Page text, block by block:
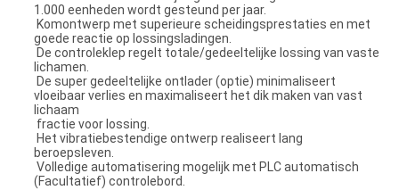
1.000 eenheden wordt gesteund per jaar.
Komontwerp met superieure scheidingsprestaties en met
goede reactie op lossingsladingen.
De controleklep regelt totale/gedeeltelijke lossing van vaste
lichamen.
De super gedeeltelijke ontlader (optie) minimaliseert
vloeibaar verlies en maximaliseert het dik maken van vast
lichaam
fractie voor lossing.
Het vibratiebestendige ontwerp realiseert lang
beroepsleven.
Volledige automatisering mogelijk met PLC automatisch
(Facultatief) controlebord.